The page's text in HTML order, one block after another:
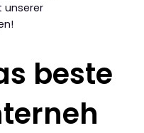
unserer
beste